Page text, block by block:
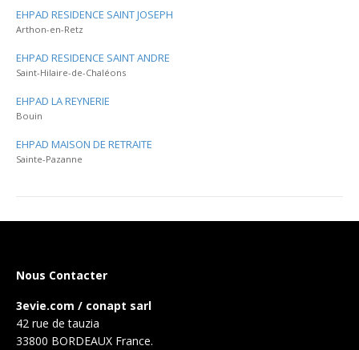
EHPAD RESIDENCE SAINT JOSEPH
Arthon-en-Retz
EHPAD RESIDENCE SAINT ANDRE
Saint-Hilaire-de-Chaléons
EHPAD LA REYNERIE
Bouin
EHPAD MAISON DE RETRAITE
Sainte-Pazanne
Nous Contacter
3evie.com / conapt sarl
42 rue de tauzia
33800 BORDEAUX France.